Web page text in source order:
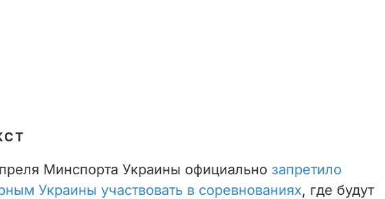
Минспорта Украины официально запретило
Украины участвовать в соревнованиях, где будут